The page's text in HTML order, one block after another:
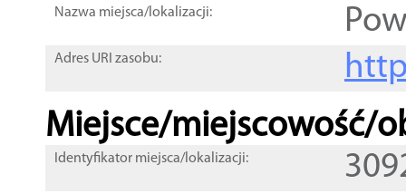
Nazwa miejsca/lokalizacji:
Adres URI zasobu:
Miejsce/miejscowość/
Identyfikator miejsca/lokalizacji: